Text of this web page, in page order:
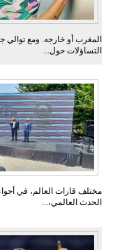
المغرب أو خارجه. ومع توالي
التساؤلات حول...
مختلف قارات العالم، في
الحدث العالمي،...